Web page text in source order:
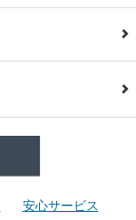
安心サービス